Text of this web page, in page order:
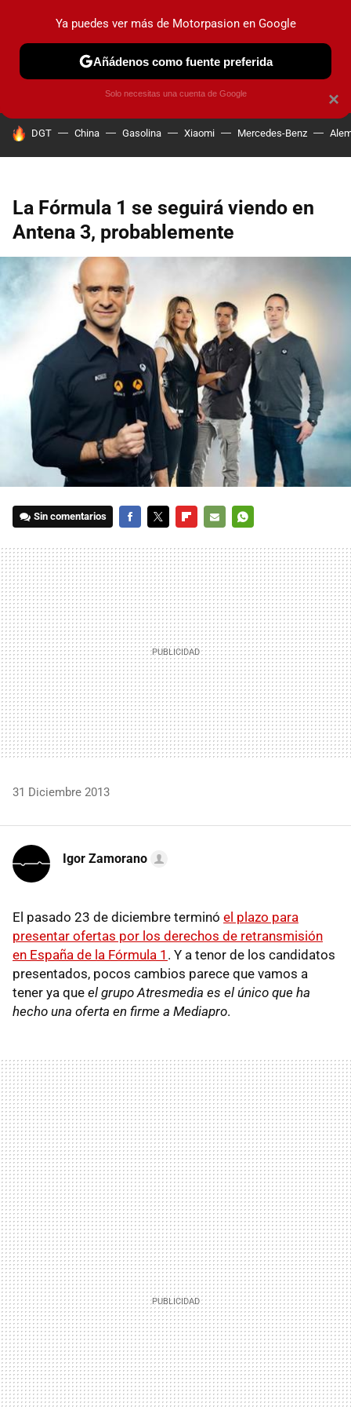
PRUEBAS COCHES ELÉCTRICOS OBSERVATORIO
HOY SE HABLA DE
DGT China Gasolina Xiaomi Mercedes-Benz
La Fórmula 1 se seguirá viendo en
Antena 3, probablemente
Sin comentarios
MAIL
31 Diciembre 2013
Igor Zamorano
El pasado 23 de diciembre terminó el plazo para
presentar ofertas por los derechos de retransmisión
en España de la Fórmula 1 . Y a tenor de los candidatos
presentados, pocos cambios parece que vamos a
tener ya que el grupo Atresmedia es el único que ha
hecho una oferta en firme a Mediapro.
×
Ya puedes ver más de Motorpasion en Google
Añádenos como fuente preferida
Solo necesitas una cuenta de Google